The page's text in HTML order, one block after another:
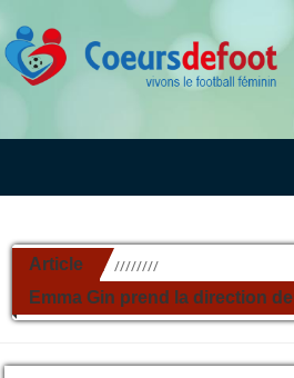
Article //////////
Emma Gin prend la direction